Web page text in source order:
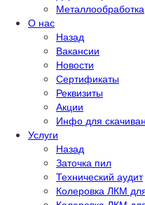
Металлообработка
О нас
Назад
Вакансии
Новости
Сертификаты
Реквизиты
Акции
Инфо для
Услуги
Назад
Заточка пил
Технический аудит
Колеровка ЛКМ